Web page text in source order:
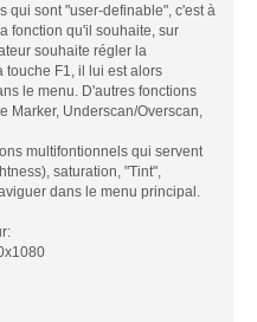
qui sont "user-definable", c'est à
fonction qu'il souhaite, sur
souhaite régler la
touche F1, il lui est alors
le menu. D'autres fonctions
Marker, Underscan/Overscan,
multifontionnels qui servent
saturation, "Tint",
dans le menu principal.